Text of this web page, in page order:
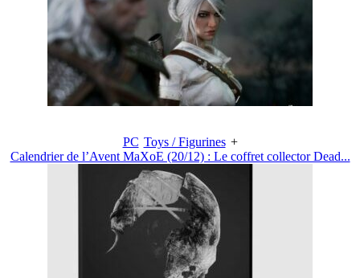
PC Toys / Figurines +
Calendrier de l’Avent MaXoE (20/12) : Le coffret collector Dead...